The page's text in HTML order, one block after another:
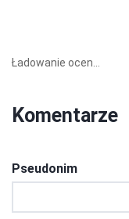
Ładowanie ocen...
Komentarze
Pseudonim